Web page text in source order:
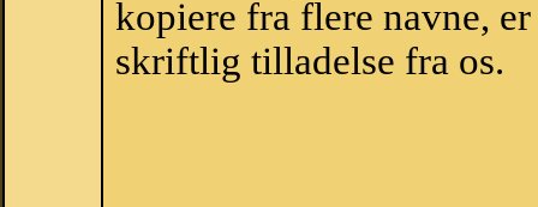
kopiere fra flere navne,
skriftlig tilladelse fra os.